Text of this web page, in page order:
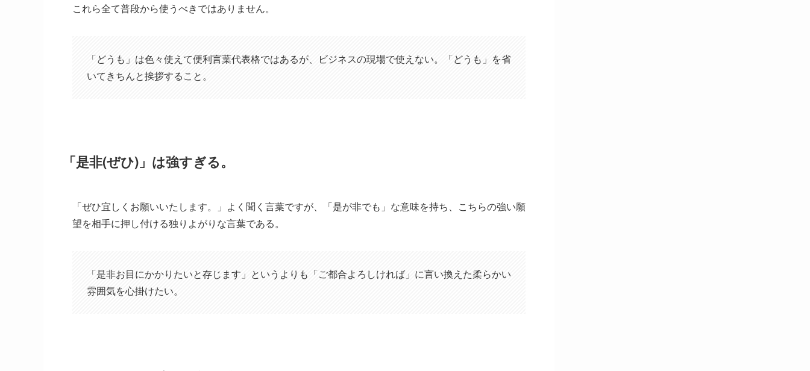
これら全て普段から使うべきではありません。
「どうも」は色々使えて便利言葉代表格ではあるが、ビジネスの現場で使えない。「どうも」を省
いてきちんと挨拶すること。
「是非(ぜひ)」は強すぎる。
「ぜひ宜しくお願いいたします。」よく聞く言葉ですが、「是が非でも」な意味を持ち、こちらの強い願
望を相手に押し付ける独りよがりな言葉である。
「是非お目にかかりたいと存じます」というよりも「ご都合よろしければ」に言い換えた柔らかい
雰囲気を心掛けたい。